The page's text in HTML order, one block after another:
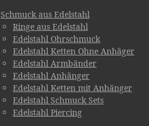
Schmuck aus Edelstahl
Ringe aus Edelstahl
Edelstahl Ohrschmuck
Edelstahl Ketten Ohne Anhäger
Edelstahl Armbänder
Edelstahl Anhänger
Edelstahl Ketten mit Anhänger
Edelstahl Schmuck Sets
Edelstahl Piercing